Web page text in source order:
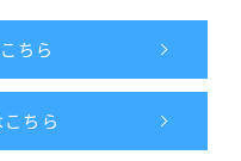
ちら
ちら